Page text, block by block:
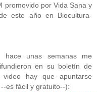
promovido por Vida Sana y
este año en Biocultura-
hace unas semanas me
en su boletín de
hay que apuntarse
es fácil y gratuito--):